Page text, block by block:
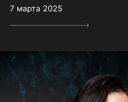
7 марта 2025